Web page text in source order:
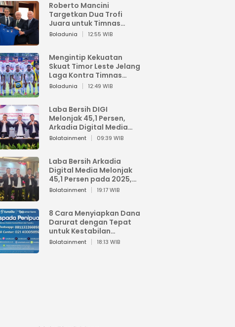
Roberto Mancini
Targetkan Dua Trofi
Juara untuk Timnas
Italia
Boladunia 12:55 WIB
Mengintip Kekuatan
Skuat Timor Leste Jelang
Laga Kontra Timnas
Indonesia di Piala AFF
Boladunia 12:49 WIB
Laba Bersih DIGI
Melonjak 45,1 Persen,
Arkadia Digital Media
Perkuat Bisnis AI dan
Bolatainment 09:39 WIB
Laba Bersih Arkadia
Digital Media Melonjak
45,1 Persen pada 2025,
Sentuh Rp1,76 Miliar
Bolatainment 19:17 WIB
8 Cara Menyiapkan Dana
Darurat dengan Tepat
untuk Kestabilan
Keuangan
Bolatainment 18:13 WIB